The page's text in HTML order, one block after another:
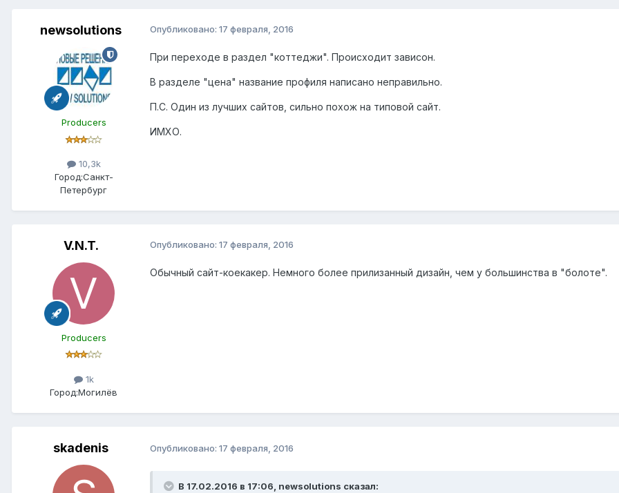
newsolutions
Producers
10,3k
Город:Санкт-
Петербург
Опубликовано: 17 февраля, 2016
При переходе в раздел "коттеджи". Происходит зависон.
В разделе "цена" название профиля написано неправильно.
П.С. Один из лучших сайтов, сильно похож на типовой сайт.
ИМХО.
V.N.T.
Producers
1k
Город:Могилёв
Опубликовано: 17 февраля, 2016
Обычный сайт-коекакер. Немного более прилизанный дизайн, чем у большинства в "болоте".
skadenis Опубликовано: 17 февраля, 2016
В 17.02.2016 в 17:06, newsolutions сказал: